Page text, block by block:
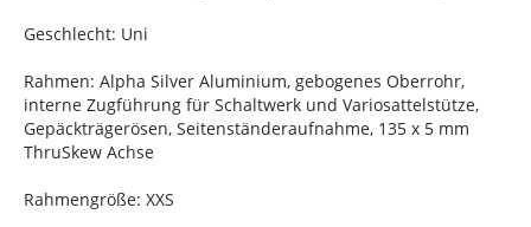
Geschlecht: Uni
Rahmen: Alpha Silver Aluminium, gebogenes Oberrohr,
interne Zugführung für Schaltwerk und Variosattelstütze,
Gepäckträgerösen, Seitenständeraufnahme, 135 x 5 mm
ThruSkew Achse
Rahmengröße: XXS